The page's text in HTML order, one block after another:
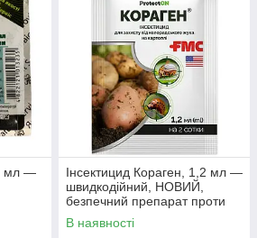
мл —
тля)
Інсектицид Кораген, 1,2 мл —
швидкодійний, НОВИЙ,
безпечний препарат проти
плодорубки та коларадського
жука
В наявності